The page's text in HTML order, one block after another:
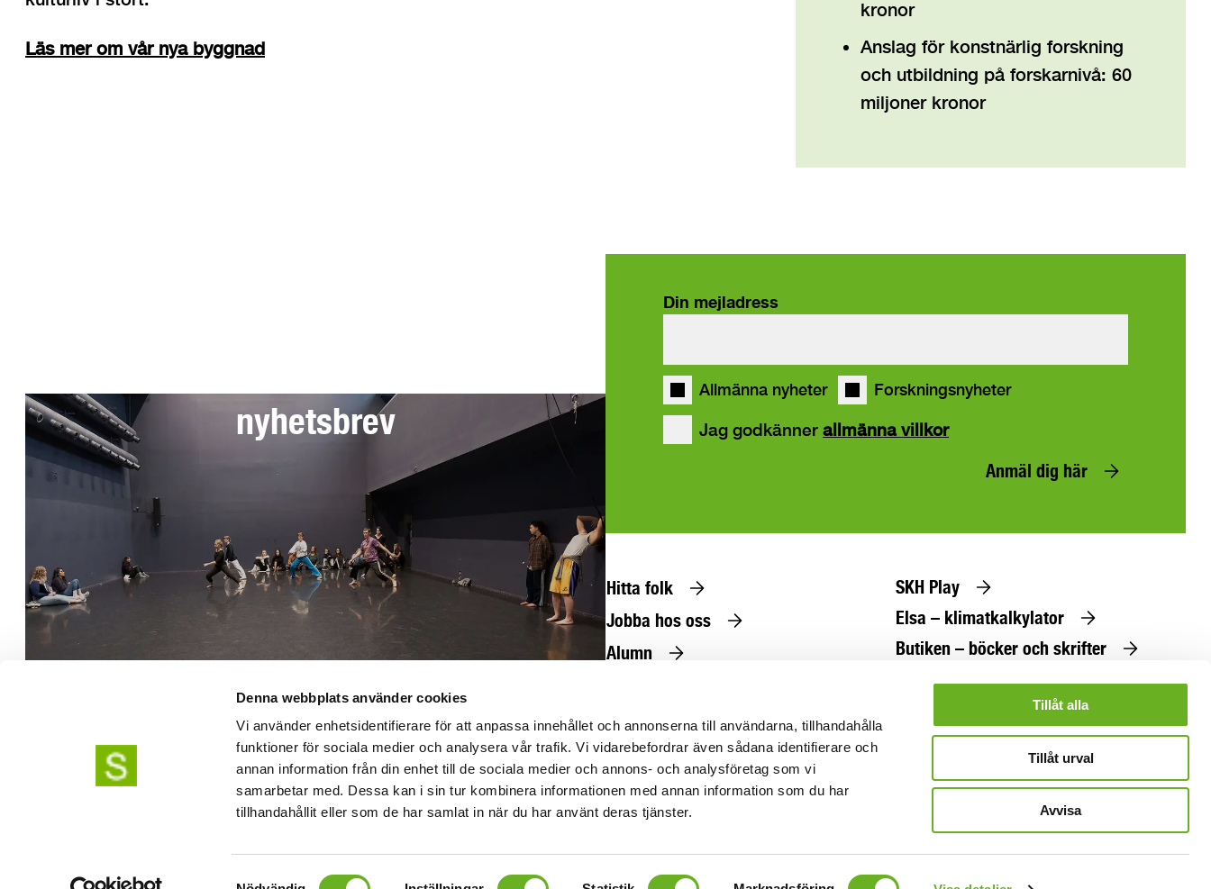
Denna webbplats använder cookies
Vi använder enhetsidentifierare för att anpassa innehållet och annonserna till användarna, tillhandahålla
funktioner för sociala medier och analysera vår trafik. Vi vidarebefordrar även sådana identifierare och
annan information från din enhet till de sociala medier och annons- och analysföretag som vi
samarbetar med. Dessa kan i sin tur kombinera informationen med annan information som du har
tillhandahållit eller som de har samlat in när du har använt deras tjänster.
Samtyckesval
Tillåt alla
Tillåt urval
Avvisa
Läs mer om vår nya byggnad
kronor
Anslag för konstnärlig forskning
och utbildning på forskarnivå: 60
miljoner kronor
nyhetsbrev
Din mejladress
Allmänna nyheter Forskningsnyheter
Jag godkänner allmänna villkor
Anmäl dig här
Telefon växel: 08-49 400 000
studieinfo@uniarts.se
Frågor om vår forskarutbildning:phdpositions@uniarts.se
Hitta folk
Jobba hos oss
Alumn
SKH Play
Elsa – klimatkalkylator
Butiken – böcker och skrifter
Beställ utbildningskatalog